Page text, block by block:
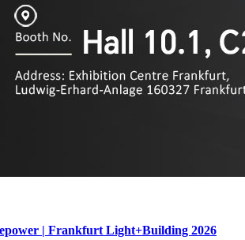
| Frankfurt Light+Building 2026